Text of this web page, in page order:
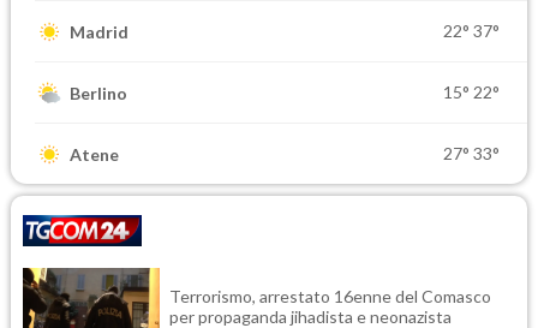
Madrid 22° 37°
Berlino 15° 22°
Atene 27° 33°
Terrorismo, arrestato 16enne del Comasco
per propaganda jihadista e neonazista